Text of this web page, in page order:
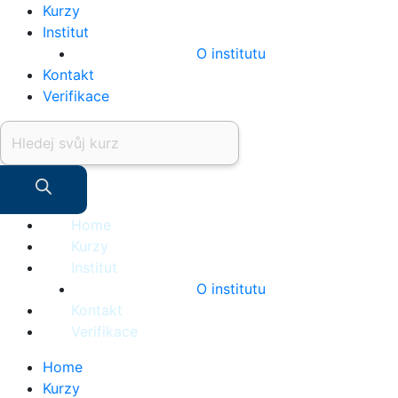
Kurzy
Institut
O institutu
Kontakt
Verifikace
Home
Kurzy
Institut
O institutu
Kontakt
Verifikace
Home
Kurzy